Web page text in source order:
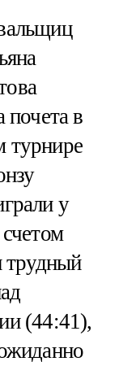
почета в
турнире
у
трудный
(44:41),